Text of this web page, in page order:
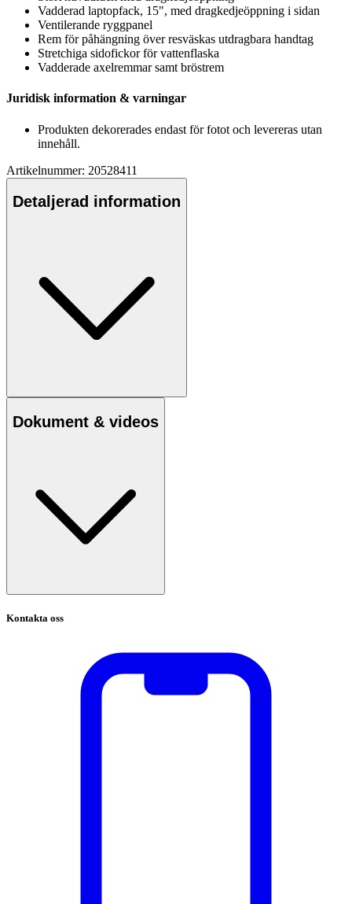
Vadderad laptopfack, 15", med dragkedjeöppning i sidan
Ventilerande ryggpanel
Rem för påhängning över resväskas utdragbara handtag
Stretchiga sidofickor för vattenflaska
Vadderade axelremmar samt bröstrem
Juridisk information & varningar
Produkten dekorerades endast för fotot och levereras utan
innehåll.
Artikelnummer: 20528411
Detaljerad information
Dokument & videos
Kontakta oss